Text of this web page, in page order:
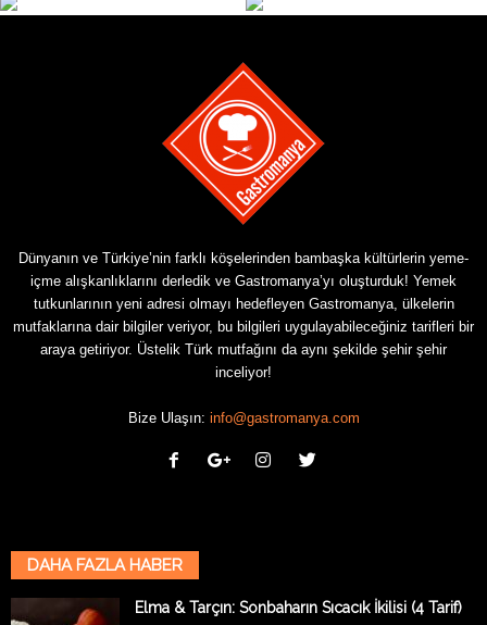
Dünyanın ve Türkiye’nin farklı köşelerinden bambaşka kültürlerin yeme-
içme alışkanlıklarını derledik ve Gastromanya’yı oluşturduk! Yemek
tutkunlarının yeni adresi olmayı hedefleyen Gastromanya, ülkelerin
mutfaklarına dair bilgiler veriyor, bu bilgileri uygulayabileceğiniz tarifleri bir
araya getiriyor. Üstelik Türk mutfağını da aynı şekilde şehir şehir
inceliyor!
Bize Ulaşın: info@gastromanya.com
DAHA FAZLA HABER
Elma & Tarçın: Sonbaharın Sıcacık İkilisi (4 Tarif)